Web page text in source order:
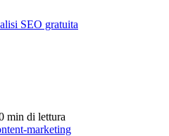
SEO gratuita
min di lettura
marketing